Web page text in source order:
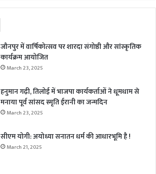
जौनपुर में वार्षिकोत्सव पर शारदा संगोष्ठी और सांस्कृतिक
कार्यक्रम आयोजित
March 23, 2025
हनुमान गढ़ी, तिलोई में भाजपा कार्यकर्ताओं ने धूमधाम से
मनाया पूर्व सांसद स्मृति ईरानी का जन्मदिन
March 23, 2025
सीएम योगी: अयोध्या सनातन धर्म की आधारभूमि है !
March 21, 2025